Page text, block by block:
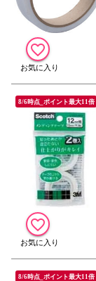
8/6時点_ポイント最大11倍
8/6時点_ポイント最大11倍